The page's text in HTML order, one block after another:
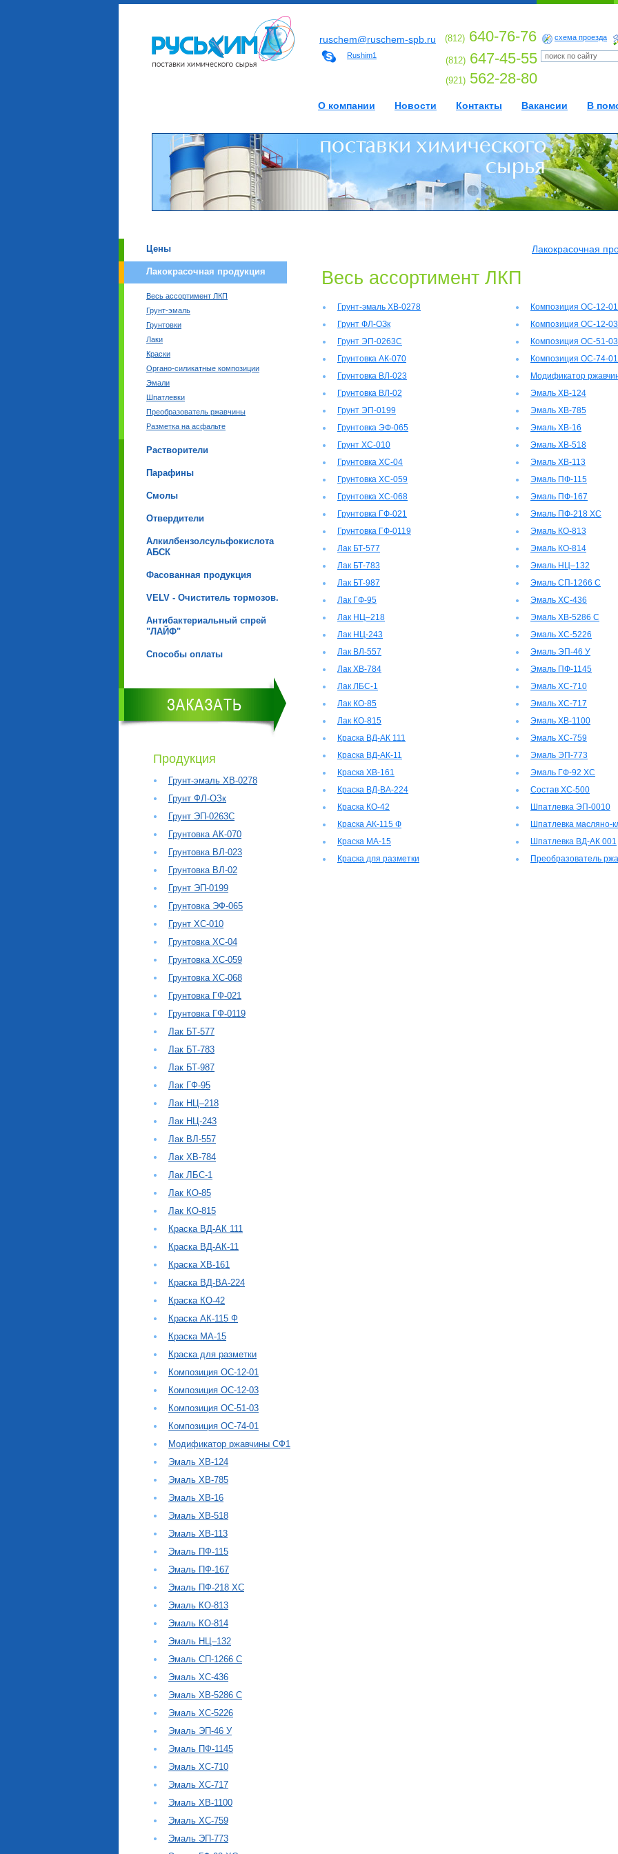
ruschem@ruschem-spb.ru
Rushim1
(812) 640-76-76
(812) 647-45-55
(921) 562-28-80
схема проезда
О компании Новости Контакты Вакансии В
Цены
Лакокрасочная продукция
Весь ассортимент ЛКП
Грунт-эмаль
Грунтовки
Лаки
Краски
Органо-силикатные композиции
Эмали
Шпатлевки
Преобразователь ржавчины
Разметка на асфальте
Растворители
Парафины
Смолы
Отвердители
Алкилбензолсульфокислота
АБСК
Фасованная продукция
VELV - Очиститель тормозов.
Антибактериальный спрей
"ЛАЙФ"
Способы оплаты
Продукция
Грунт-эмаль ХВ-0278
Грунт ФЛ-ОЗк
Грунт ЭП-0263С
Грунтовка АК-070
Грунтовка ВЛ-023
Грунтовка ВЛ-02
Грунт ЭП-0199
Грунтовка ЭФ-065
Грунт ХС-010
Грунтовка ХС-04
Грунтовка ХС-059
Грунтовка ХС-068
Грунтовка ГФ-021
Грунтовка ГФ-0119
Лак БТ-577
Лак БТ-783
Лак БТ-987
Лак ГФ-95
Лак НЦ–218
Лак НЦ-243
Лак ВЛ-557
Лак ХВ-784
Лак ЛБС-1
Лак КО-85
Лак КО-815
Краска ВД-АК 111
Краска ВД-АК-11
Краска ХВ-161
Краска ВД-ВА-224
Краска КО-42
Краска АК-115 Ф
Краска МА-15
Краска для разметки
Композиция ОС-12-01
Композиция ОС-12-03
Композиция ОС-51-03
Композиция ОС-74-01
Модификатор ржавчины СФ1
Эмаль ХВ-124
Эмаль ХВ-785
Эмаль ХВ-16
Эмаль ХВ-518
Эмаль ХВ-113
Эмаль ПФ-115
Эмаль ПФ-167
Эмаль ПФ-218 ХС
Эмаль КО-813
Эмаль КО-814
Эмаль НЦ–132
Эмаль СП-1266 С
Эмаль ХС-436
Эмаль ХВ-5286 С
Эмаль ХС-5226
Эмаль ЭП-46 У
Эмаль ПФ-1145
Эмаль ХС-710
Эмаль ХС-717
Эмаль ХВ-1100
Эмаль ХС-759
Эмаль ЭП-773
Лакокрасочная
Весь ассортимент ЛКП
Грунт-эмаль ХВ-0278
Грунт ФЛ-ОЗк
Грунт ЭП-0263С
Грунтовка АК-070
Грунтовка ВЛ-023
Грунтовка ВЛ-02
Грунт ЭП-0199
Грунтовка ЭФ-065
Грунт ХС-010
Грунтовка ХС-04
Грунтовка ХС-059
Грунтовка ХС-068
Грунтовка ГФ-021
Грунтовка ГФ-0119
Лак БТ-577
Лак БТ-783
Лак БТ-987
Лак ГФ-95
Лак НЦ–218
Лак НЦ-243
Лак ВЛ-557
Лак ХВ-784
Лак ЛБС-1
Лак КО-85
Лак КО-815
Краска ВД-АК 111
Краска ВД-АК-11
Краска ХВ-161
Краска ВД-ВА-224
Краска КО-42
Краска АК-115 Ф
Краска МА-15
Краска для разметки
Композиция ОС-12-01
Композиция ОС-12-03
Композиция ОС-51-03
Композиция ОС-74-01
Модификатор
Эмаль ХВ-124
Эмаль ХВ-785
Эмаль ХВ-16
Эмаль ХВ-518
Эмаль ХВ-113
Эмаль ПФ-115
Эмаль ПФ-167
Эмаль ПФ-218 ХС
Эмаль КО-813
Эмаль КО-814
Эмаль НЦ–132
Эмаль СП-1266 С
Эмаль ХС-436
Эмаль ХВ-5286 С
Эмаль ХС-5226
Эмаль ЭП-46 У
Эмаль ПФ-1145
Эмаль ХС-710
Эмаль ХС-717
Эмаль ХВ-1100
Эмаль ХС-759
Эмаль ЭП-773
Эмаль ГФ-92 ХС
Состав ХС-500
Шпатлевка ЭП-0010
Шпатлевка масляно-
Шпатлевка ВД-АК 001
Преобразователь